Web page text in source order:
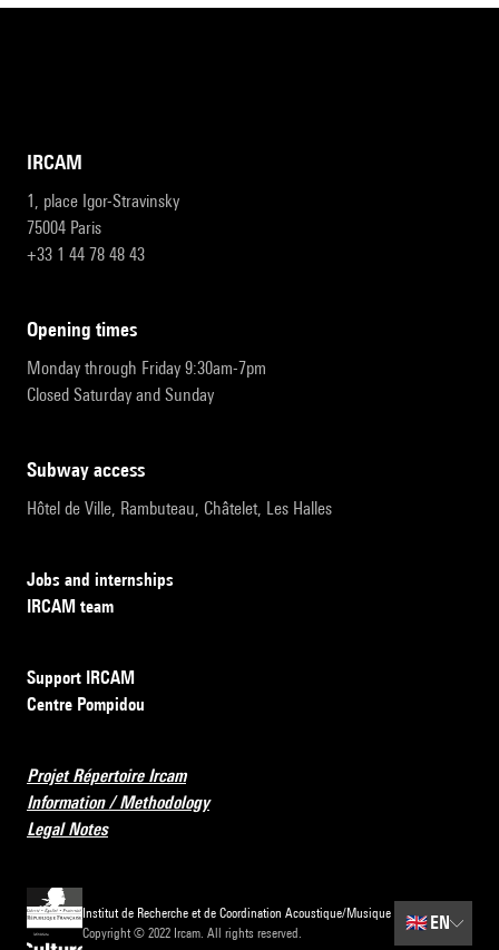
IRCAM
1, place Igor-Stravinsky
75004 Paris
+33 1 44 78 48 43
opening times
Monday through Friday 9:30am-7pm
Closed Saturday and Sunday
subway access
Hôtel de Ville, Rambuteau, Châtelet, Les Halles
Jobs and internships
IRCAM team
Support IRCAM
Centre Pompidou
Projet Répertoire Ircam
Information / Methodology
Legal Notes
Institut de Recherche et de Coordination Acoustique/Musique
Copyright © 2022 Ircam. All rights reserved.
🇬🇧 EN